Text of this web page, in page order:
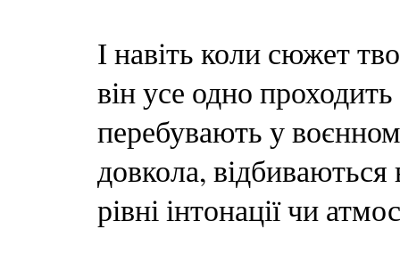
І навіть коли сюжет
він усе одно
перебувають у
довкола,
рівні інтонації чи